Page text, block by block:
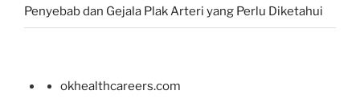
Penyebab dan Gejala Plak Arteri yang Perlu Diketahui
okhealthcareers.com